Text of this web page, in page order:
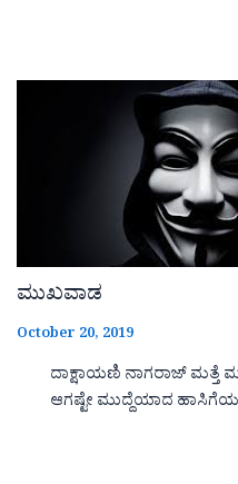
ಮುಖವಾಡ
October 20, 2019
ದಾಕ್ಷಾಯಣಿ ನಾಗರಾಜ್ ಮತ್ತೆ
ಆಗಷ್ಟೇ ಮುದ್ದೆಯಾದ